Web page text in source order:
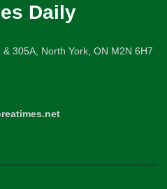
Daily
305A, North York, ON M2N 6H7